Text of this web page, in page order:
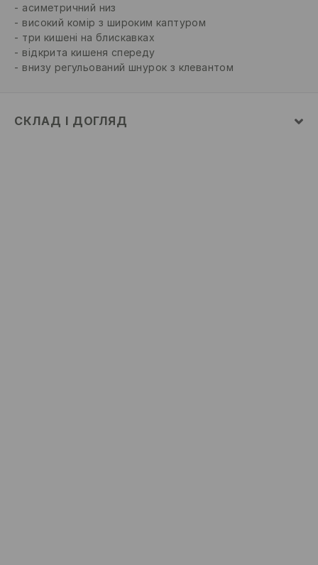
асиметричний низ
високий комір з широким каптуром
три кишені на блискавках
відкрита кишеня спереду
внизу регульований шнурок з клевантом
СКЛАД І ДОГЛЯД